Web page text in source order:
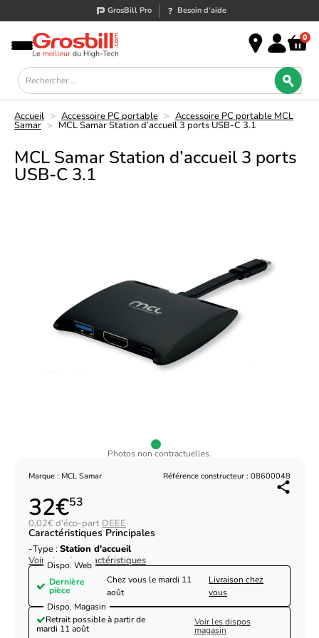
GrosBill Pro Besoin d’aide
0
Accueil > Accessoire PC portable > Accessoire PC portable MCL
Samar > MCL Samar Station d’accueil 3 ports USB-C 3.1
MCL Samar Station d’accueil 3 ports
USB-C 3.1
Photos non contractuelles.
Marque : MCL Samar Référence constructeur : 08600048
32€53
0,02€ d'éco-part DEEE
Caractéristiques Principales
Type :Station d'accueil
Voir plus de caractéristiques
Dispo. Web
Dernière
pièce
Chez vous le mardi 11
août
Livraison chez
vous
Dispo. Magasin
Retrait possible à partir de
mardi 11 août
Voir les dispos
magasin